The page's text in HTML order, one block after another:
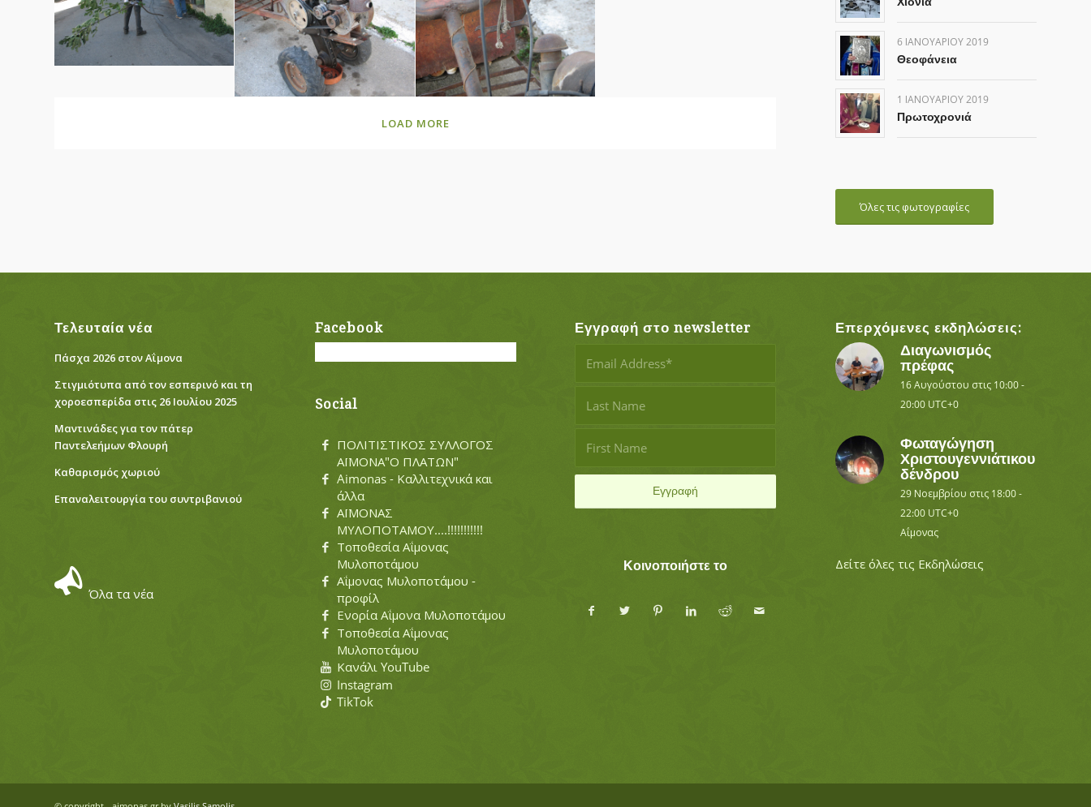
LOAD MORE
6 ΙΑΝΟΥΑΡΊΟΥ 2019
Θεοφάνεια
1 ΙΑΝΟΥΑΡΊΟΥ 2019
Πρωτοχρονιά
Όλες τις φωτογραφίες
Τελευταία νέα
Πάσχα 2026 στον Αΐμονα
Στιγμιότυπα από τον εσπερινό και τη
χοροεσπερίδα στις 26 Ιουλίου 2025
Μαντινάδες για τον πάτερ
Παντελεήμων Φλουρή
Καθαρισμός χωριού
Eπαναλειτουργία του συντριβανιού
Όλα τα νέα
Facebook
Social
ΠΟΛΙΤΙΣΤΙΚΟΣ ΣΥΛΛΟΓΟΣ
ΑΪΜΟΝΑ"Ο ΠΛΑΤΩΝ"
Aimonas - Καλλιτεχνικά και
άλλα
ΑΪΜΟΝΑΣ
ΜΥΛΟΠΟΤΑΜΟΥ....!!!!!!!!!!!
Τοποθεσία Αΐμονας
Μυλοποτάμου
Αΐμονας Μυλοποτάμου -
προφίλ
Ενορία Αΐμονα Μυλοποτάμου
Τοποθεσία Αΐμονας
Μυλοποτάμου
Κανάλι YouTube
Instagram
TikTok
Εγγραφή στο newsletter
Κοινοποιήστε το
Επερχόμενες εκδηλώσεις:
Διαγωνισμός
πρέφας
16 Αυγούστου στις 10:00-
20:00 UTC+0
Φωταγώγηση
Χριστουγεννιάτικου
δένδρου
29 Νοεμβρίου στις 18:00-
22:00 UTC+0
Αΐμονας
Δείτε όλες τις Εκδηλώσεις